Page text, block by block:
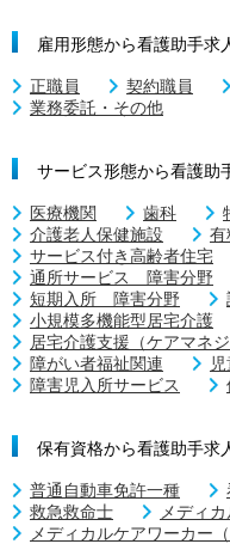
雇用形態から看護助手求
正職員 契約職員
業務委託・その他
サービス形態から看護助
医療機関 歯科
介護老人保健施設
有
サービス付き高齢者住宅
通所サービス 障害分野
短期入所 障害分野
小規模多機能型居宅介護
居宅介護支援（ケアマネジ
障がい者福祉関連
障害児入所サービス
保有資格から看護助手求
普通自動車免許一種
救急救命士
メディ
メディカルケアワーカー